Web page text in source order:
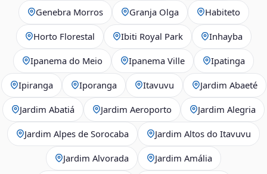
Genebra Morros Granja Olga Habiteto
Horto Florestal Ibiti Royal Park Inhayba
Ipanema do Meio Ipanema Ville Ipatinga
Ipiranga Iporanga Itavuvu Jardim Abaeté
Jardim Abatiá Jardim Aeroporto Jardim Alegria
Jardim Alpes de Sorocaba Jardim Altos do Itavuvu
Jardim Alvorada Jardim Amália